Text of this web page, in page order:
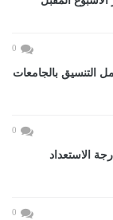
0
خدمات معامل التنسيق بالجامعات
0
الاستعداد
0